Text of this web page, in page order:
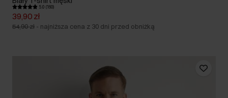
5.0 (160)
39,90 zł
54,90 zł - najniższa cena z 30 dni przed obniżką